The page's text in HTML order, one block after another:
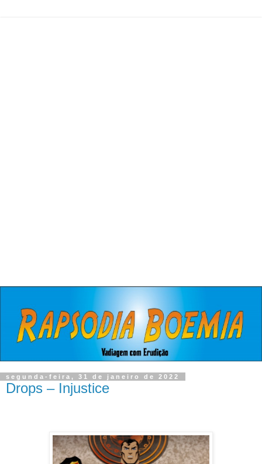
segunda-feira, 31 de janeiro de 2022
Drops – Injustice